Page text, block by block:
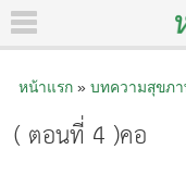
หน้าแรก» บทความสุขภา
( ตอนที่ 4 )คอ